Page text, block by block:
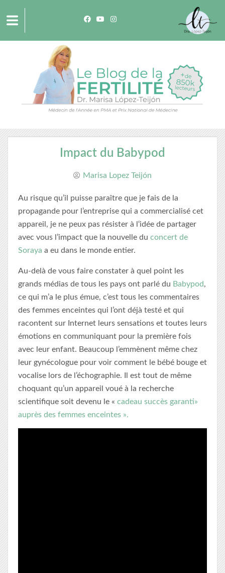
Impact du Babypod
Marisa Lopez Teijón
Au risque qu’il puisse paraître que je fais de la
propagande pour l’entreprise qui a commercialisé cet
appareil, je ne peux pas résister à l‘idée de partager
avec vous l’impact que la nouvelle du concert de
Soraya a eu dans le monde entier.
Au-delà de vous faire constater à quel point les
grands médias de tous les pays ont parlé du Babypod,
ce qui m’a le plus émue, c’est tous les commentaires
des femmes enceintes qui l’ont déjà testé et qui
racontent sur Internet leurs sensations et toutes leurs
émotions en communiquant pour la première fois
avec leur enfant. Beaucoup l’emmènent même chez
leur gynécologue pour voir comment le bébé bouge et
vocalise lors de l’échographie. Il est tout de même
choquant qu’un appareil voué à la recherche
scientifique soit devenu le « cadeau succès garanti»
auprès des femmes enceintes ».